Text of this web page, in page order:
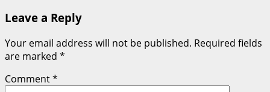
Leave a Reply
Your email address will not be published. Required fields
are marked *
Comment*